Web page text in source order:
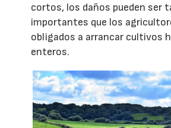
cortos, los daños pueden ser
importantes que los
obligados a arrancar cultivos
enteros.